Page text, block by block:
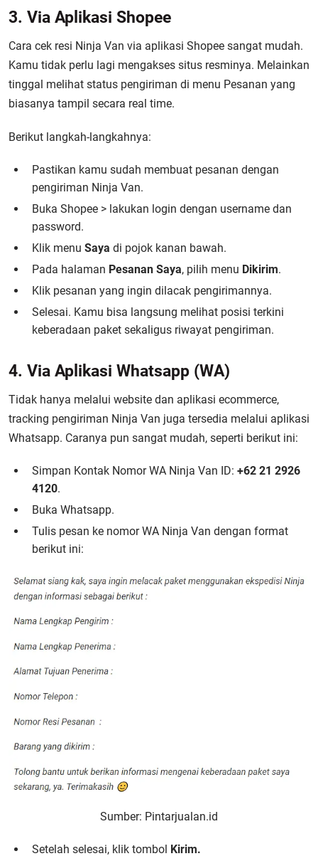
3. Via Aplikasi Shopee
Cara cek resi Ninja Van via aplikasi Shopee sangat mudah.
Kamu tidak perlu lagi mengakses situs resminya. Melainkan
tinggal melihat status pengiriman di menu Pesanan yang
biasanya tampil secara real time.
Berikut langkah-langkahnya:
Pastikan kamu sudah membuat pesanan dengan
pengiriman Ninja Van.
Buka Shopee > lakukan login dengan username dan
password.
Klik menu Saya di pojok kanan bawah.
Pada halaman Pesanan Saya, pilih menu Dikirim.
Klik pesanan yang ingin dilacak pengirimannya.
Selesai. Kamu bisa langsung melihat posisi terkini
keberadaan paket sekaligus riwayat pengiriman.
4. Via Aplikasi Whatsapp (WA)
Tidak hanya melalui website dan aplikasi ecommerce,
tracking pengiriman Ninja Van juga tersedia melalui aplikasi
Whatsapp. Caranya pun sangat mudah, seperti berikut ini:
Simpan Kontak Nomor WA Ninja Van ID: +62 21 2926
4120.
Buka Whatsapp.
Tulis pesan ke nomor WA Ninja Van dengan format
berikut ini:
Sumber: Pintarjualan.id
Setelah selesai, klik tombol Kirim.